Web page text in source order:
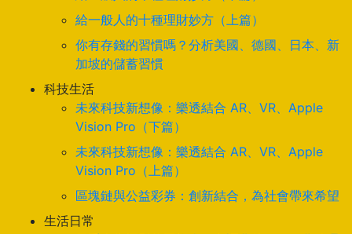
給一般人的十種理財妙方（上篇）
你有存錢的習慣嗎？分析美國、德國、日本、新
加坡的儲蓄習慣
科技生活
未來科技新想像：樂透結合 AR、VR、Apple
Vision Pro（下篇）
未來科技新想像：樂透結合 AR、VR、Apple
Vision Pro（上篇）
區塊鏈與公益彩券：創新結合，為社會帶來希望
生活日常